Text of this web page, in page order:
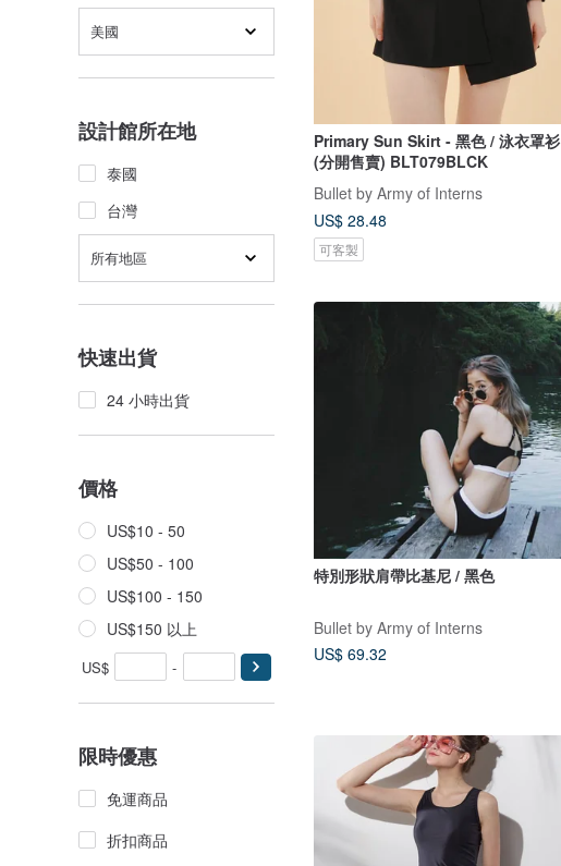
美國
設計館所在地
泰國
台灣
所有地區
快速出貨
24 小時出貨
價格
US$10 - 50
US$50 - 100
US$100 - 150
US$150 以上
US$ -
限時優惠
免運商品
折扣商品
Primary Sun Skirt - 黑色 / 泳衣罩衫
(分開售賣) BLT079BLCK
Bullet by Army of Interns
US$ 28.48
可客製
特別形狀肩帶比基尼 / 黑色
Bullet by Army of Interns
US$ 69.32